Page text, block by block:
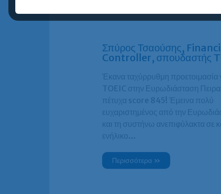
Σπύρος Τσαούσης,
Controller, σπουδαστής
Έκανα ταχύρρυθμη προετοιμασία
TOEIC στην Ευρωδιάσταση
πέτυχα score 845! Έμεινα πολύ
ευχαριστημένος από την
και τη συστήνω ανεπιφύλακτα σε
ενήλικο…
Περισσότερα »